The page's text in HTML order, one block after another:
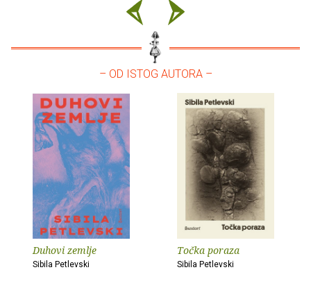
– OD ISTOG AUTORA –
Duhovi zemlje
Sibila Petlevski
Točka poraza
Sibila Petlevski